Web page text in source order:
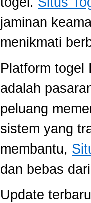
jaminan
menikmati
Platform togel
adalah
peluang
sistem yang
membantu,
dan bebas
Update